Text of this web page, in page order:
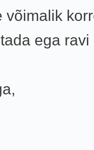
võimalik
ega ravi